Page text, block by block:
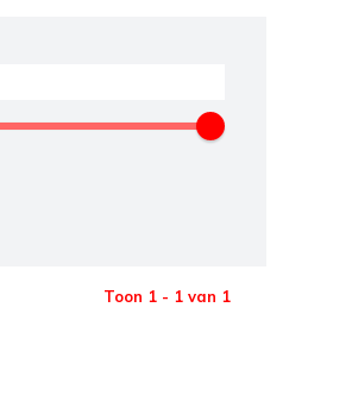
Toon 1 - 1 van 1